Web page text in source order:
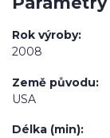
Rok výroby
2008
Země původu
USA
Délka (min)